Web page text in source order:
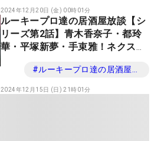
2024年12月20日 (金) 00時01分
ルーキープロ達の居酒屋放談【シ
リーズ第2話】青木香奈子・都玲
華・平塚新夢・手束雅！ネクスト
#ルーキープロ達の居酒屋放談
2024年12月15日 (日) 21時01分